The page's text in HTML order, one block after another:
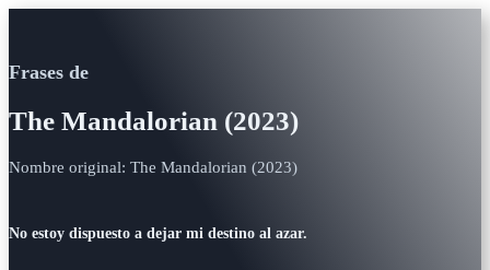
Frases de
The Mandalorian (2023)
Nombre original: The Mandalorian (2023)
No estoy dispuesto a dejar mi destino al azar.